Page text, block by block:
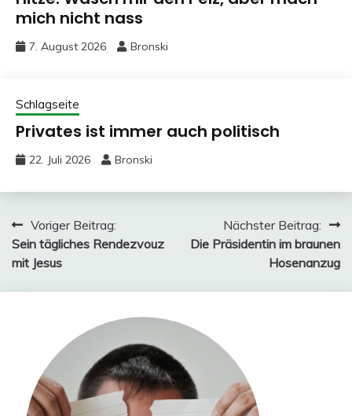
mich nicht nass
7. August 2026 Bronski
Schlagseite
Privates ist immer auch politisch
22. Juli 2026 Bronski
Beitragsnavigation
Voriger Beitrag:
Sein tägliches Rendezvouz
mit Jesus
Nächster Beitrag:
Die Präsidentin im braunen
Hosenanzug